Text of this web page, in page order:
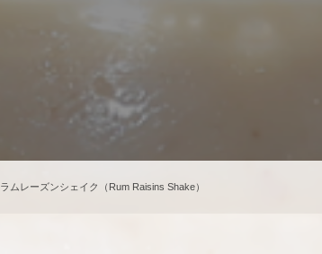
ラムレーズンシェイク（Rum Raisins Shake）